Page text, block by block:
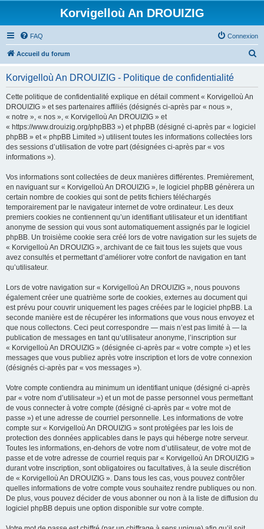
Korvigelloù An DROUIZIG
FAQ Connexion
Accueil du forum
Korvigelloù An DROUIZIG - Politique de confidentialité
Cette politique de confidentialité explique en détail comment « Korvigelloù An
DROUIZIG » et ses partenaires affiliés (désignés ci-après par « nous »,
« notre », « nos », « Korvigelloù An DROUIZIG » et
« https://www.drouizig.org/phpBB3 ») et phpBB (désigné ci-après par « logiciel
phpBB » et « phpBB Limited ») utilisent toutes les informations collectées lors
des sessions d’utilisation de votre part (désignées ci-après par « vos
informations »).
Vos informations sont collectées de deux manières différentes. Premièrement,
en naviguant sur « Korvigelloù An DROUIZIG », le logiciel phpBB génèrera un
certain nombre de cookies qui sont de petits fichiers téléchargés
temporairement par le navigateur internet de votre ordinateur. Les deux
premiers cookies ne contiennent qu’un identifiant utilisateur et un identifiant
anonyme de session qui vous sont automatiquement assignés par le logiciel
phpBB. Un troisième cookie sera créé lors de votre navigation sur les sujets de
« Korvigelloù An DROUIZIG », archivant de ce fait tous les sujets que vous
avez consultés et permettant d’améliorer votre confort de navigation en tant
qu’utilisateur.
Lors de votre navigation sur « Korvigelloù An DROUIZIG », nous pouvons
également créer une quatrième sorte de cookies, externes au document qui
est prévu pour couvrir uniquement les pages créées par le logiciel phpBB. La
seconde manière est de récupérer les informations que vous nous envoyez et
que nous collectons. Ceci peut correspondre — mais n’est pas limité à — la
publication de messages en tant qu’utilisateur anonyme, l’inscription sur
« Korvigelloù An DROUIZIG » (désignée ci-après par « votre compte ») et les
messages que vous publiez après votre inscription et lors de votre connexion
(désignés ci-après par « vos messages »).
Votre compte contiendra au minimum un identifiant unique (désigné ci-après
par « votre nom d’utilisateur ») et un mot de passe personnel vous permettant
de vous connecter à votre compte (désigné ci-après par « votre mot de
passe ») et une adresse de courriel personnelle. Les informations de votre
compte sur « Korvigelloù An DROUIZIG » sont protégées par les lois de
protection des données applicables dans le pays qui héberge notre serveur.
Toutes les informations, en-dehors de votre nom d’utilisateur, de votre mot de
passe et de votre adresse de courriel requis par « Korvigelloù An DROUIZIG »
durant votre inscription, sont obligatoires ou facultatives, à la seule discrétion
de « Korvigelloù An DROUIZIG ». Dans tous les cas, vous pouvez contrôler
quelles informations de votre compte vous souhaitez rendre publiques ou non.
De plus, vous pouvez décider de vous abonner ou non à la liste de diffusion du
logiciel phpBB depuis une option disponible sur votre compte.